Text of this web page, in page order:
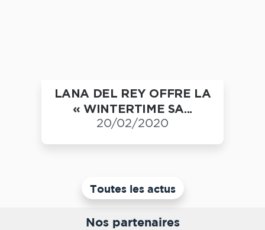
LANA DEL REY OFFRE LA
« WINTERTIME SA...
20/02/2020
Toutes les actus
Nos partenaires